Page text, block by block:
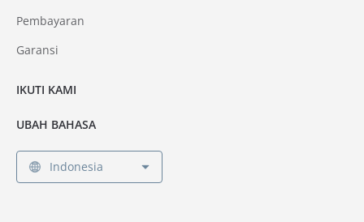
Pembayaran
Garansi
IKUTI KAMI
UBAH BAHASA
Indonesia